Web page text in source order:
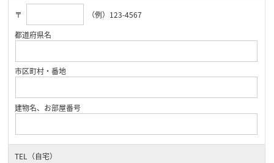
〒
（例）123-4567
都道府県名
市区町村・番地
建物名、お部屋番号
TEL（自宅）